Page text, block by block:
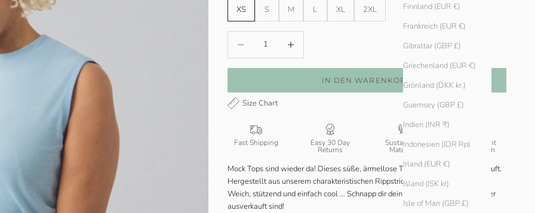
Finnland (EUR €)
Frankreich (EUR €)
Gibraltar (GBP £)
Griechenland (EUR €)
Grönland (DKK kr.)
Guernsey (GBP £)
Indien (INR ₹)
Indonesien (IDR Rp)
Irland (EUR €)
Island (ISK kr)
Isle of Man (GBP £)
XS
S M L XL 2XL
IN DEN WARENKORB
Size Chart
Fast Shipping Easy 30 Day
Returns
Sustainable
Materials
Transparent
Production
Mock Tops sind wieder da! Dieses süße, ärmellose Top war schon oft ausverkauft.
Hergestellt aus unserem charakteristischen Rippstrick.
Weich, stützend und einfach cool … Schnapp dir dein Exemplar, bevor sie wieder
ausverkauft sind!